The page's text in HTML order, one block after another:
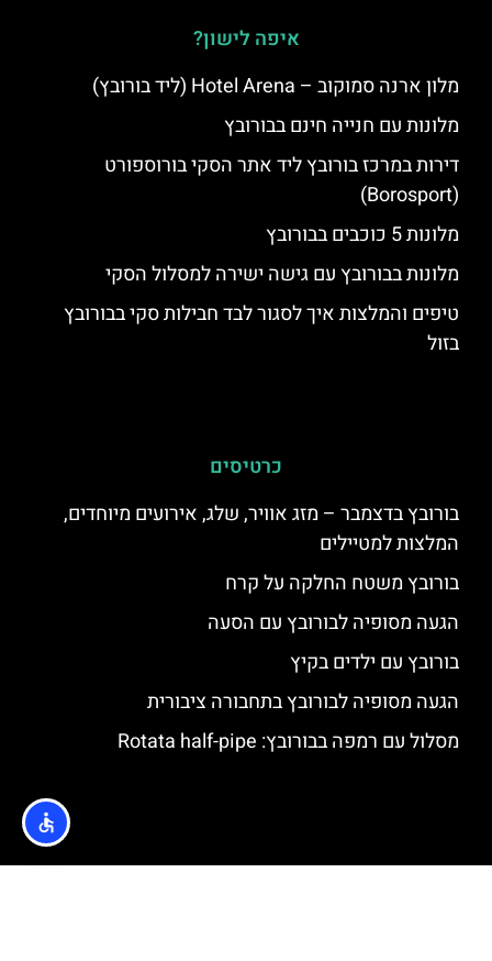
איפה לישון?
מלון ארנה סמוקוב – Hotel Arena (ליד בורובץ)
מלונות עם חנייה חינם בבורובץ
דירות במרכז בורובץ ליד אתר הסקי בורוספורט
(Borosport)
מלונות 5 כוכבים בבורובץ
מלונות בבורובץ עם גישה ישירה למסלול הסקי
טיפים והמלצות איך לסגור לבד חבילות סקי בבורובץ
בזול
כרטיסים
בורובץ בדצמבר – מזג אוויר, שלג, אירועים מיוחדים,
המלצות למטיילים
בורובץ משטח החלקה על קרח
הגעה מסופיה לבורובץ עם הסעה
בורובץ עם ילדים בקיץ
הגעה מסופיה לבורובץ בתחבורה ציבורית
מסלול עם רמפה בבורובץ: Rotata half-pipe